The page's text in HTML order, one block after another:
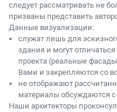
следует рассматривать не
призваны представить
Данные визуализации:
служат лишь для
здания и могут
проекта (реальные
Вами и закрепляются со
не отображают
материалы обсуждаются
Наши архитекторы